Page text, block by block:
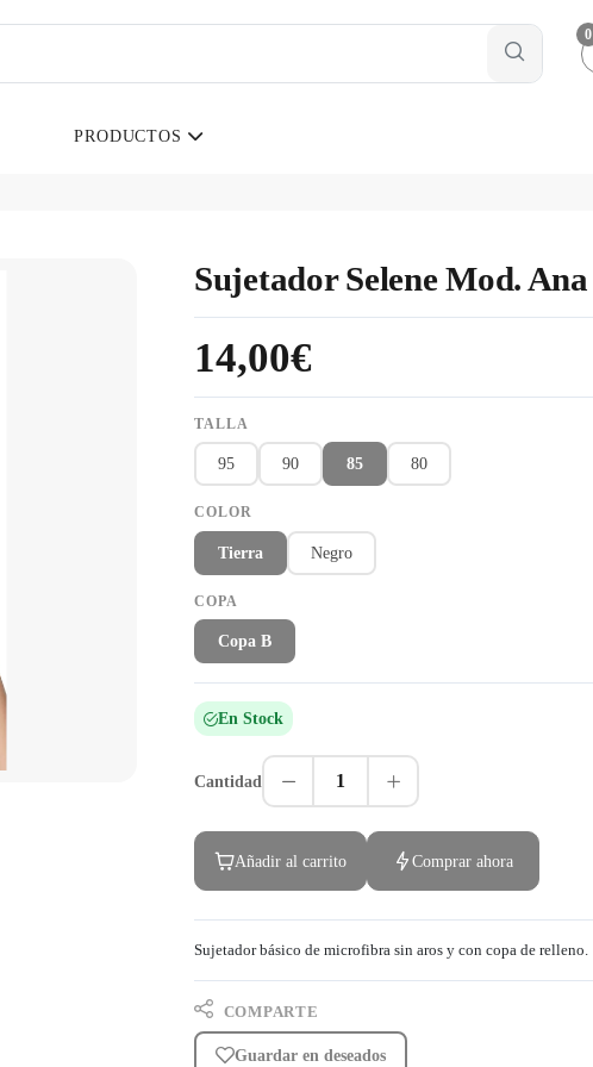
0
PRODUCTOS
Sujetador Selene Mod. Ana
14,00€
TALLA
95 90 85 80
COLOR
Tierra Negro
COPA
Copa B
En Stock
Cantidad 1
Añadir al carrito Comprar ahora
Sujetador básico de microfibra sin aros y con copa de relleno.
COMPARTE
Guardar en deseados